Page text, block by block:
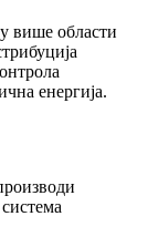
више области
енергија.